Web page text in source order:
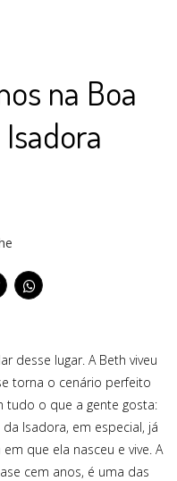
na Boa
desse lugar. A Beth viveu
torna o cenário perfeito
tudo o que a gente gosta:
Isadora, em especial, já
que ela nasceu e vive. A
cem anos, é uma das